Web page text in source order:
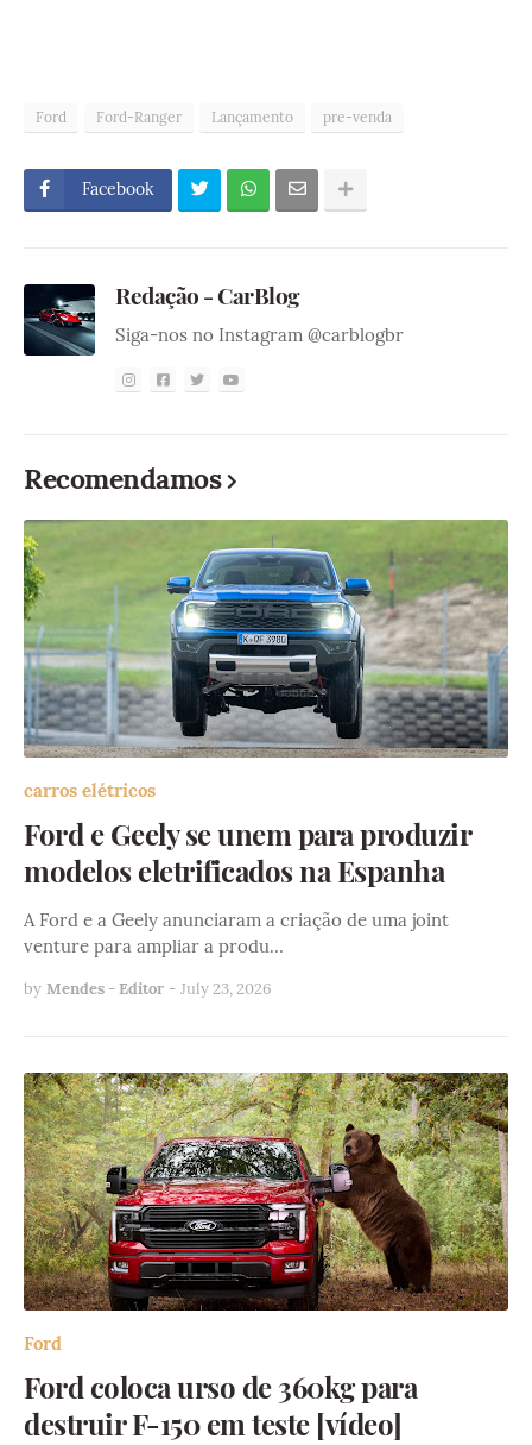
Ford Ford-Ranger Lançamento pre-venda
Facebook
Redação - CarBlog
Siga-nos no Instagram @carblogbr
Recomendamos
carros elétricos
Ford e Geely se unem para produzir
modelos eletrificados na Espanha
A Ford e a Geely anunciaram a criação de uma joint
venture para ampliar a produ…
by Mendes - Editor - July 23, 2026
Ford
Ford coloca urso de 360kg para
destruir F-150 em teste [vídeo]